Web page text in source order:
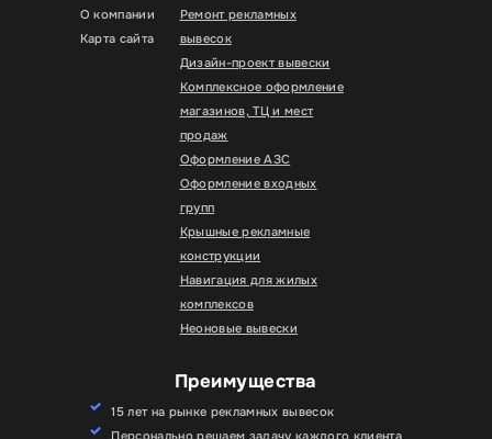
О компании
Карта сайта
Ремонт рекламных
вывесок
Дизайн-проект вывески
Комплексное оформление
магазинов, ТЦ и мест
продаж
Оформление АЗС
Оформление входных
групп
Крышные рекламные
конструкции
Навигация для жилых
комплексов
Неоновые вывески
Преимущества
15 лет на рынке рекламных вывесок